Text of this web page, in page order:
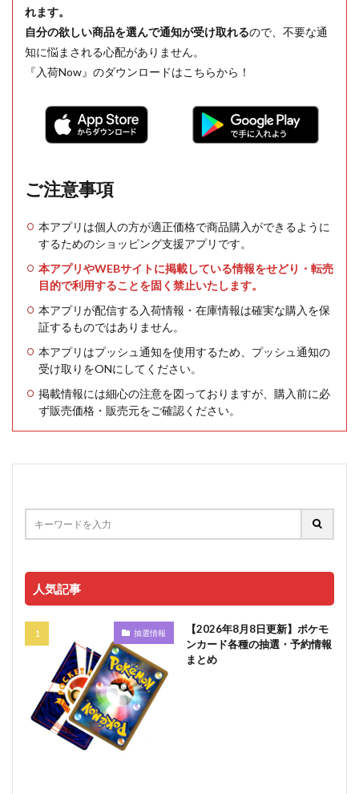
れます。
自分の欲しい商品を選んで通知が受け取れるので、不要な通
知に悩まされる心配がありません。
『入荷Now』のダウンロードはこちらから！
ご注意事項
本アプリは個人の方が適正価格で商品購入ができるように
するためのショッピング支援アプリです。
本アプリやWEBサイトに掲載している情報をせどり・転売
目的で利用することを固く禁止いたします。
本アプリが配信する入荷情報・在庫情報は確実な購入を保
証するものではありません。
本アプリはプッシュ通知を使用するため、プッシュ通知の
受け取りをONにしてください。
掲載情報には細心の注意を図っておりますが、購入前に必
ず販売価格・販売元をご確認ください。
人気記事
抽選情報
【2026年8月8日更新】ポケモ
ンカード各種の抽選・予約情報
まとめ